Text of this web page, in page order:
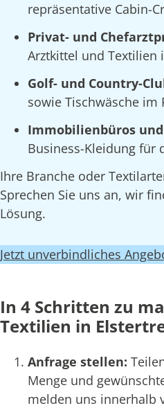
repräsentative Cabin-
Privat- und
Arztkittel und Textilien
Golf- und Country-
sowie Tischwäsche im
Immobilienbüros
Business-Kleidung für
Ihre Branche oder
Sprechen Sie uns an, wir
Lösung.
Jetzt unverbindliches
In 4 Schritten zu
Textilien in
Anfrage stellen:
Menge und
melden uns innerhalb